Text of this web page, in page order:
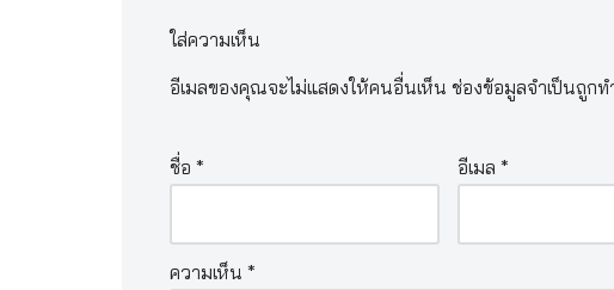
ใส่ความเห็น
อีเมลของคุณจะไม่แสดงให้คนอื่นเห็น ช่องข้อมูลจำเป็นถูกท
ชื่อ * อีเมล*
ความเห็น *